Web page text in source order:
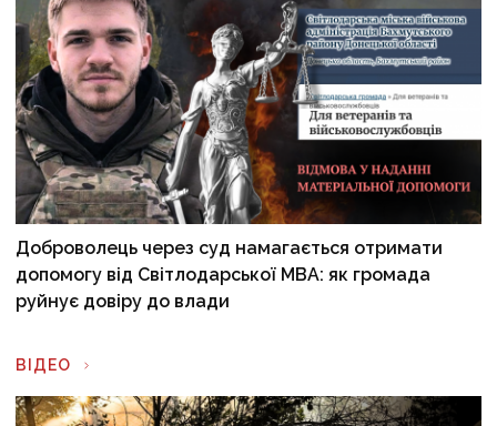
Доброволець через суд намагається отримати
допомогу від Світлодарської МВА: як громада
руйнує довіру до влади
ВІДЕО